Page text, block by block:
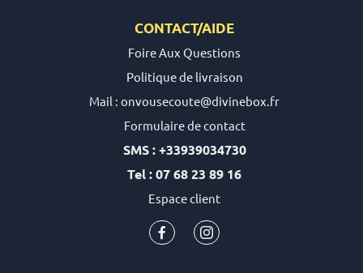
CONTACT/AIDE
Foire Aux Questions
Politique de livraison
Mail : onvousecoute@divinebox.fr
Formulaire de contact
SMS : +33939034730
Tel : 07 68 23 89 16
Espace client